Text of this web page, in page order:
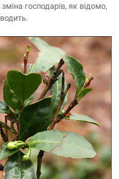
господарів, як відомо,